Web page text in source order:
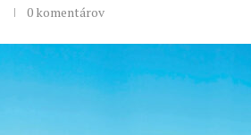
0 komentárov